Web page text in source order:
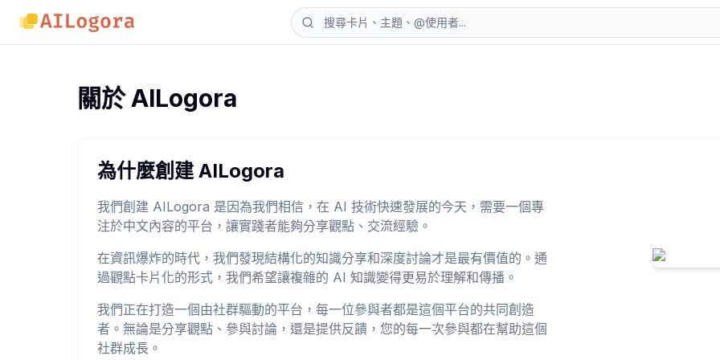
關於 AILogora
為什麼創建 AILogora
我們創建 AILogora 是因為我們相信，在 AI 技術快速發展的今天，需要一個專
注於中文內容的平台，讓實踐者能夠分享觀點、交流經驗。
在資訊爆炸的時代，我們發現結構化的知識分享和深度討論才是最有價值的。通
過觀點卡片化的形式，我們希望讓複雜的 AI 知識變得更易於理解和傳播。
我們正在打造一個由社群驅動的平台，每一位參與者都是這個平台的共同創造
者。無論是分享觀點、參與討論，還是提供反饋，您的每一次參與都在幫助這個
社群成長。